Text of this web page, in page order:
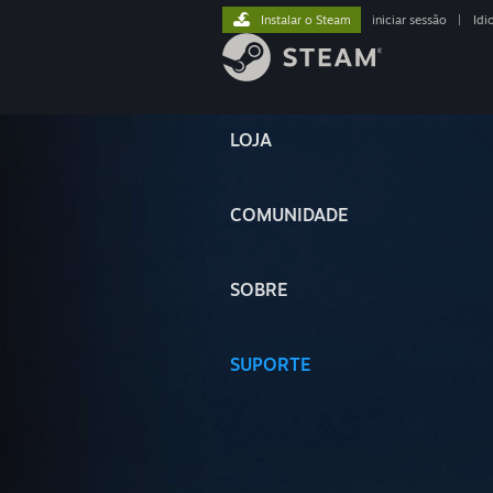
LOJA
COMUNIDADE
SOBRE
SUPORTE
Instalar o Steam iniciar sessão